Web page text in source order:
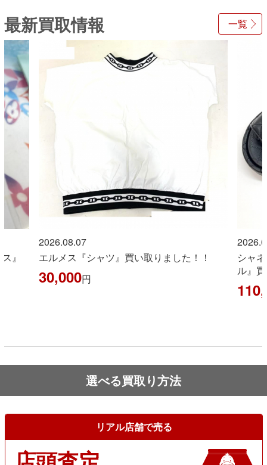
一覧
最新買取情報
』
2026.08.07
エルメス『シャツ』買い取りました！！
30,000円
シャ
ル』
選べる買取り方法
リアル店舗で売る